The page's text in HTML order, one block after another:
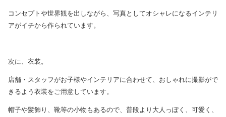
コンセプトや世界観を出しながら、写真としてオシャレになるインテリ
アがイチから作られています。
次に、衣装。
店舗・スタッフがお子様やインテリアに合わせて、おしゃれに撮影がで
きるよう衣装をご用意しています。
帽子や髪飾り、靴等の小物もあるので、普段より大人っぽく、可愛く、